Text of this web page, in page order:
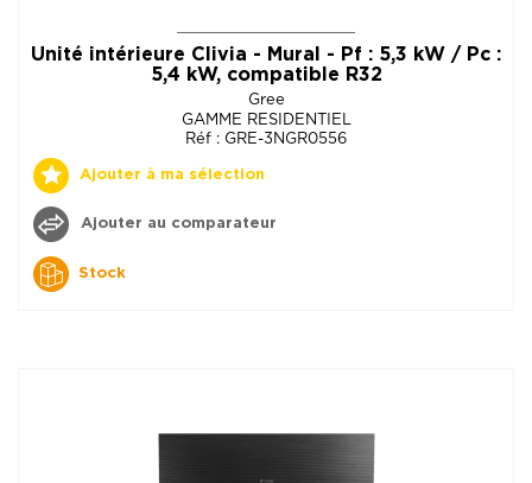
Unité intérieure Clivia - Mural - Pf : 5,3 kW / Pc :
5,4 kW, compatible R32
Gree
GAMME RESIDENTIEL
Réf : GRE-3NGR0556
Ajouter à ma sélection
Ajouter au comparateur
Stock